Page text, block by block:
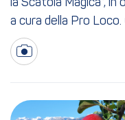
la Scatola Magica”, in
a cura della Pro Loco.